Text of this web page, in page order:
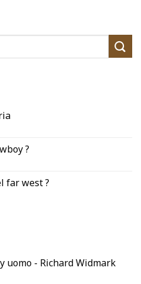
?
far west ?
uomo - Richard Widmark